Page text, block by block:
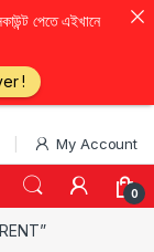
My Account
0
পেতে এইখানে
!